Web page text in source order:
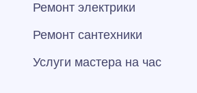
Ремонт электрики
Ремонт сантехники
Услуги мастера на час